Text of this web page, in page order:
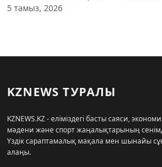
5 тамыз, 2026
KZNEWS ТУРАЛЫ
KZNEWS.KZ - еліміздегі басты саяси,
мәдени және спорт жаңалықтарының
Үздік сараптамалық мақала мен шынайы
алаңы.